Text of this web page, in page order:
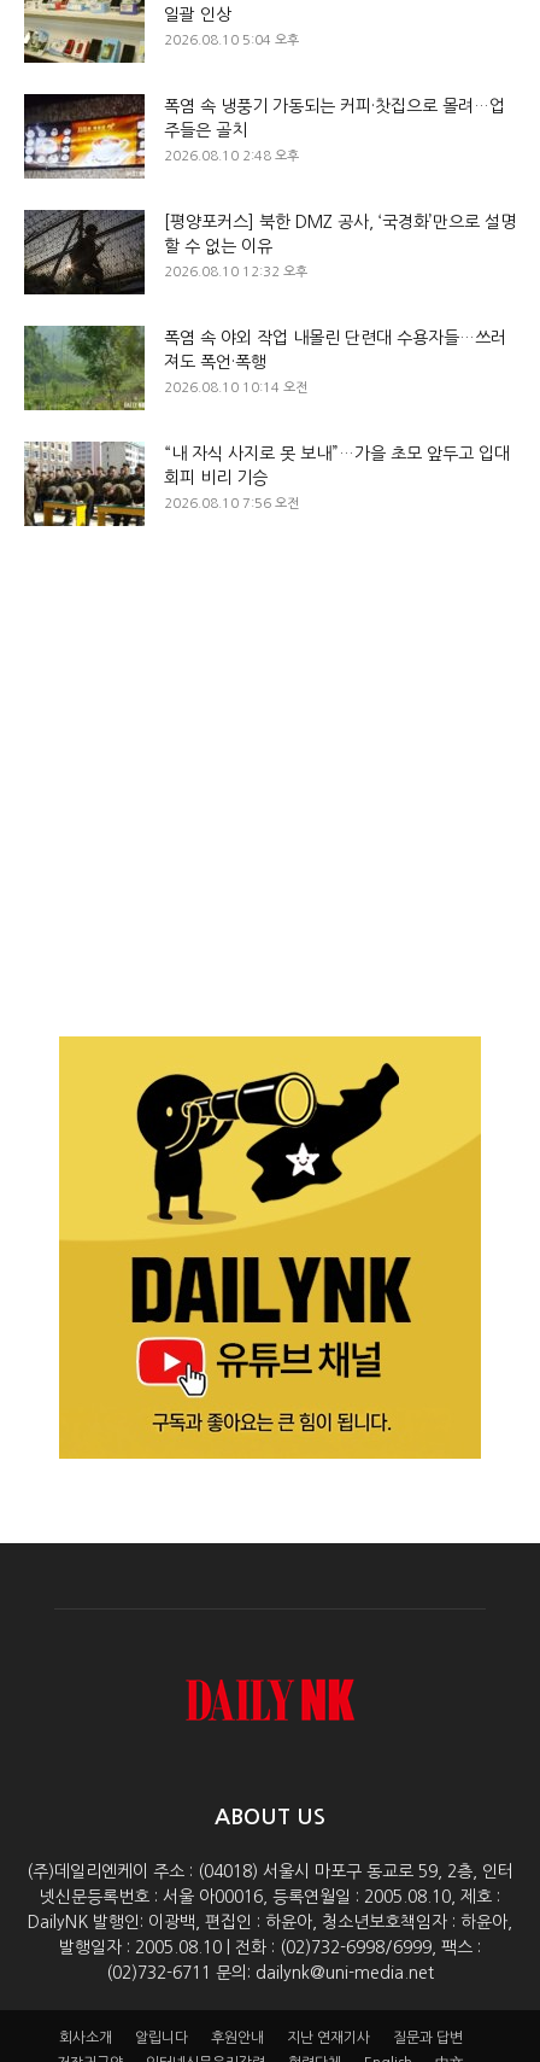
일괄 인상
2026.08.10 5:04 오후
폭염 속 냉풍기 가동되는 커피·찻집으로 몰려…업
주들은 골치
2026.08.10 2:48 오후
[평양포커스] 북한 DMZ 공사, ‘국경화’만으로 설명
할 수 없는 이유
2026.08.10 12:32 오후
폭염 속 야외 작업 내몰린 단련대 수용자들…쓰러
져도 폭언·폭행
2026.08.10 10:14 오전
“내 자식 사지로 못 보내”…가을 초모 앞두고 입대
회피 비리 기승
2026.08.10 7:56 오전
ABOUT US
(주)데일리엔케이 주소 : (04018) 서울시 마포구 동교로 59, 2층, 인터
넷신문등록번호 : 서울 아00016, 등록연월일 : 2005.08.10, 제호 :
DailyNK 발행인: 이광백, 편집인 : 하윤아, 청소년보호책임자 : 하윤아,
발행일자 : 2005.08.10 | 전화 : (02)732-6998/6999, 팩스 :
(02)732-6711 문의: dailynk@uni-media.net
회사소개 알립니다 후원안내 지난 연재기사
질문과 답변